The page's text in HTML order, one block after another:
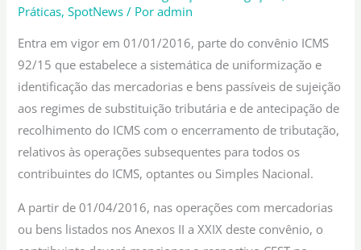
Práticas,SpotNews / Poradmin
Entra em vigor em 01/01/2016, parte do convênio ICMS
92/15 que estabelece a sistemática de uniformização e
identificação das mercadorias e bens passíveis de sujeição
aos regimes de substituição tributária e de antecipação de
recolhimento do ICMS com o encerramento de tributação,
relativos às operações subsequentes para todos os
contribuintes do ICMS, optantes ou Simples Nacional.
A partir de 01/04/2016, nas operações com mercadorias
ou bens listados nos Anexos II a XXIX deste convênio, o